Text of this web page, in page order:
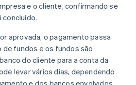
e o cliente, confirmando se
aprovada, o pagamento passa
de fundos e os fundos são
do cliente para a conta da
levar vários dias, dependendo